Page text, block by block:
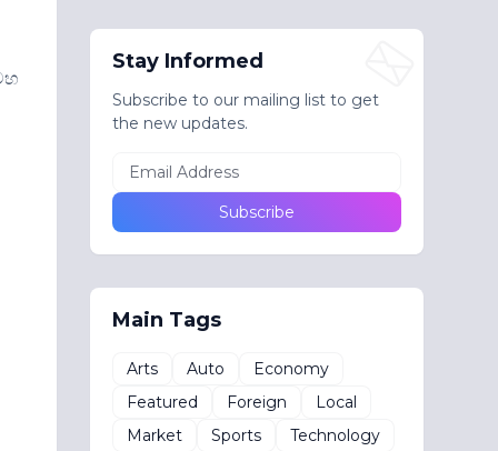
Stay Informed
Subscribe to our mailing list to get
the new updates.
Main Tags
Arts Auto
Economy
Featured
Foreign
Local
Market
Sports
Technology